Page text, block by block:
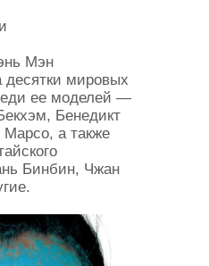
Мэн
мировых
ее моделей —
Бенедикт
а также
Бинбин, Чжан